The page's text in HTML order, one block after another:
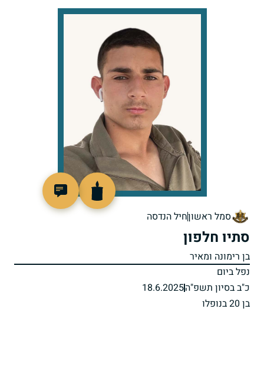
סמל ראשוןחיל הנדסה
סתיו חלפון
בן רימונה ומאיר
נפל ביום
כ"ב בסיון תשפ"ה18.6.2025
בן 20 בנופלו